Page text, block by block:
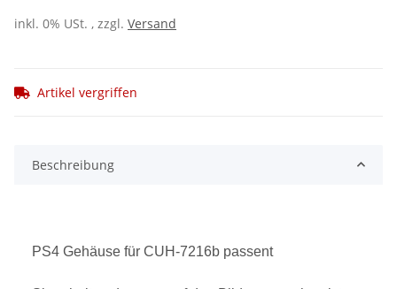
inkl. 0% USt. , zzgl. Versand
Artikel vergriffen
Beschreibung
PS4 Gehäuse für CUH-7216b passent